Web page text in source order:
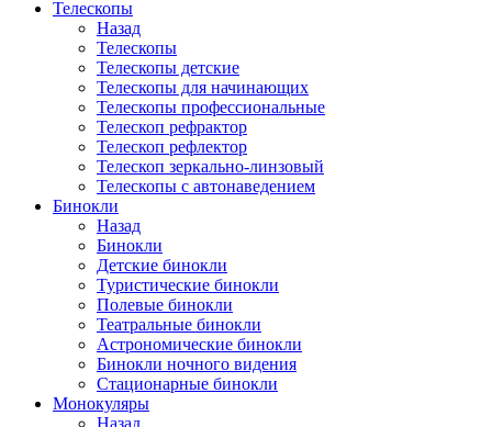
Телескопы
Назад
Телескопы
Телескопы детские
Телескопы для начинающих
Телескопы профессиональные
Телескоп рефрактор
Телескоп рефлектор
Телескоп зеркально-линзовый
Телескопы с автонаведением
Бинокли
Назад
Бинокли
Детские бинокли
Туристические бинокли
Полевые бинокли
Театральные бинокли
Астрономические бинокли
Бинокли ночного видения
Стационарные бинокли
Монокуляры
Назад